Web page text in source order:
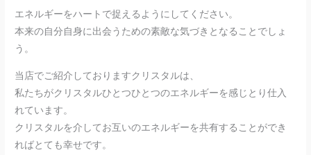
エネルギーをハートで捉えるようにしてください。
本来の自分自身に出会うための素敵な気づきとなることでしょ
う。
当店でご紹介しておりますクリスタルは、
私たちがクリスタルひとつひとつのエネルギーを感じとり仕入
れています。
クリスタルを介してお互いのエネルギーを共有することができ
ればとても幸せです。